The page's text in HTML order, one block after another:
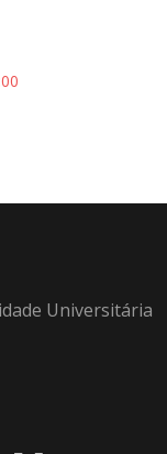
Universitária